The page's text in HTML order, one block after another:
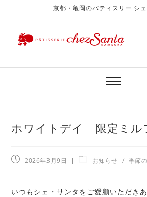
京都・亀岡のパティスリー シ
ホワイトデイ 限定ミル
2026年3月9日 お知らせ / 季節
いつもシェ・サンタをご愛顧いただき